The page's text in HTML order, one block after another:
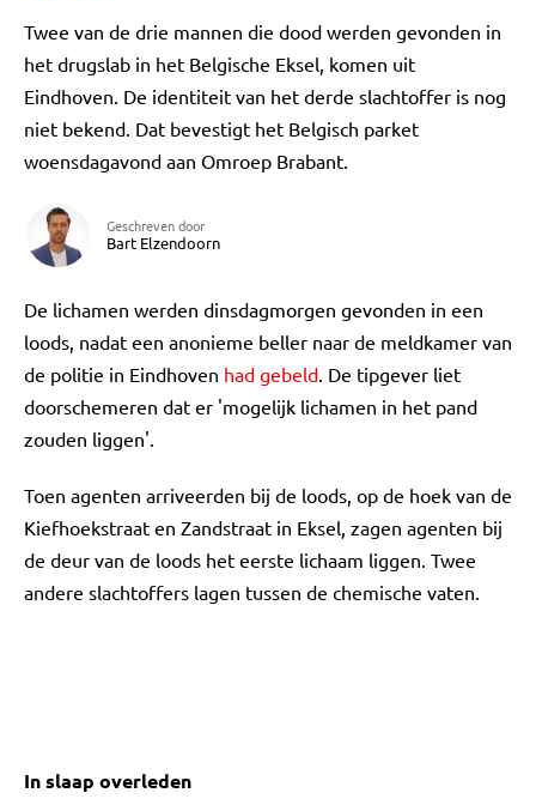
Twee van de drie mannen die dood werden gevonden in
het drugslab in het Belgische Eksel, komen uit
Eindhoven. De identiteit van het derde slachtoffer is nog
niet bekend. Dat bevestigt het Belgisch parket
woensdagavond aan Omroep Brabant.
Geschreven door
Bart Elzendoorn
De lichamen werden dinsdagmorgen gevonden in een
loods, nadat een anonieme beller naar de meldkamer van
de politie in Eindhoven had gebeld. De tipgever liet
doorschemeren dat er 'mogelijk lichamen in het pand
zouden liggen'.
Toen agenten arriveerden bij de loods, op de hoek van de
Kiefhoekstraat en Zandstraat in Eksel, zagen agenten bij
de deur van de loods het eerste lichaam liggen. Twee
andere slachtoffers lagen tussen de chemische vaten.
In slaap overleden